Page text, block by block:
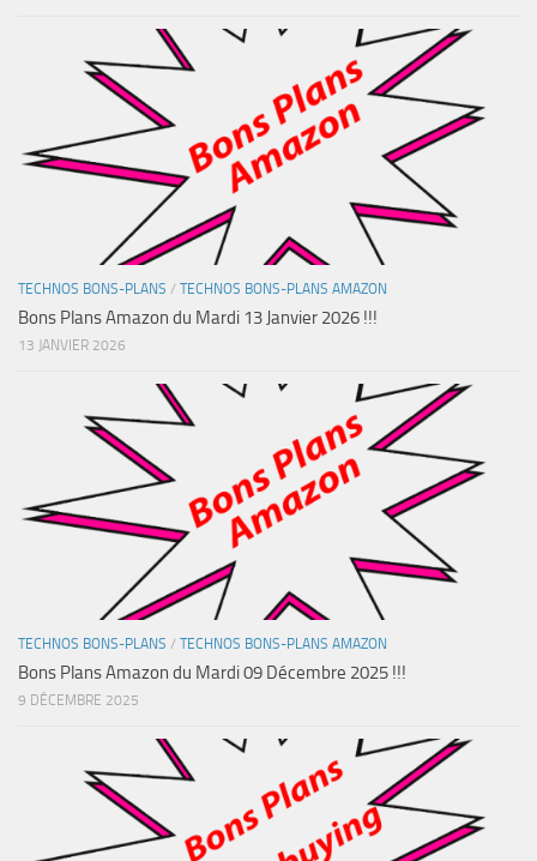
TECHNOS BONS-PLANS / TECHNOS BONS-PLANS AMAZON
Bons Plans Amazon du Mardi 13 Janvier 2026 !!!
13 JANVIER 2026
TECHNOS BONS-PLANS / TECHNOS BONS-PLANS AMAZON
Bons Plans Amazon du Mardi 09 Décembre 2025 !!!
9 DÉCEMBRE 2025